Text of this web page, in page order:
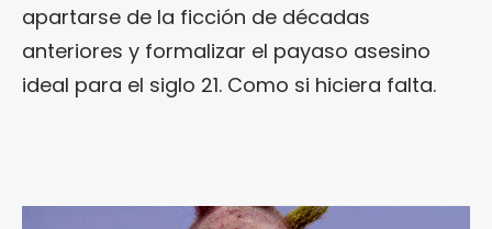
apartarse de la ficción de décadas
anteriores y formalizar el payaso asesino
ideal para el siglo 21. Como si hiciera falta.